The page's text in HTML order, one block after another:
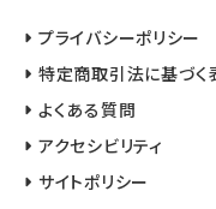
プライバシーポリシー
特定商取引法に基づく
よくある質問
アクセシビリティ
サイトポリシー